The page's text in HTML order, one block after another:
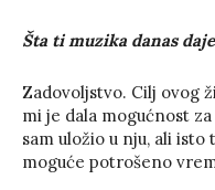
Šta ti muzika danas
Zadovoljstvo. Cilj ovog
mi je dala mogućnost
sam uložio u nju, ali
moguće potrošeno